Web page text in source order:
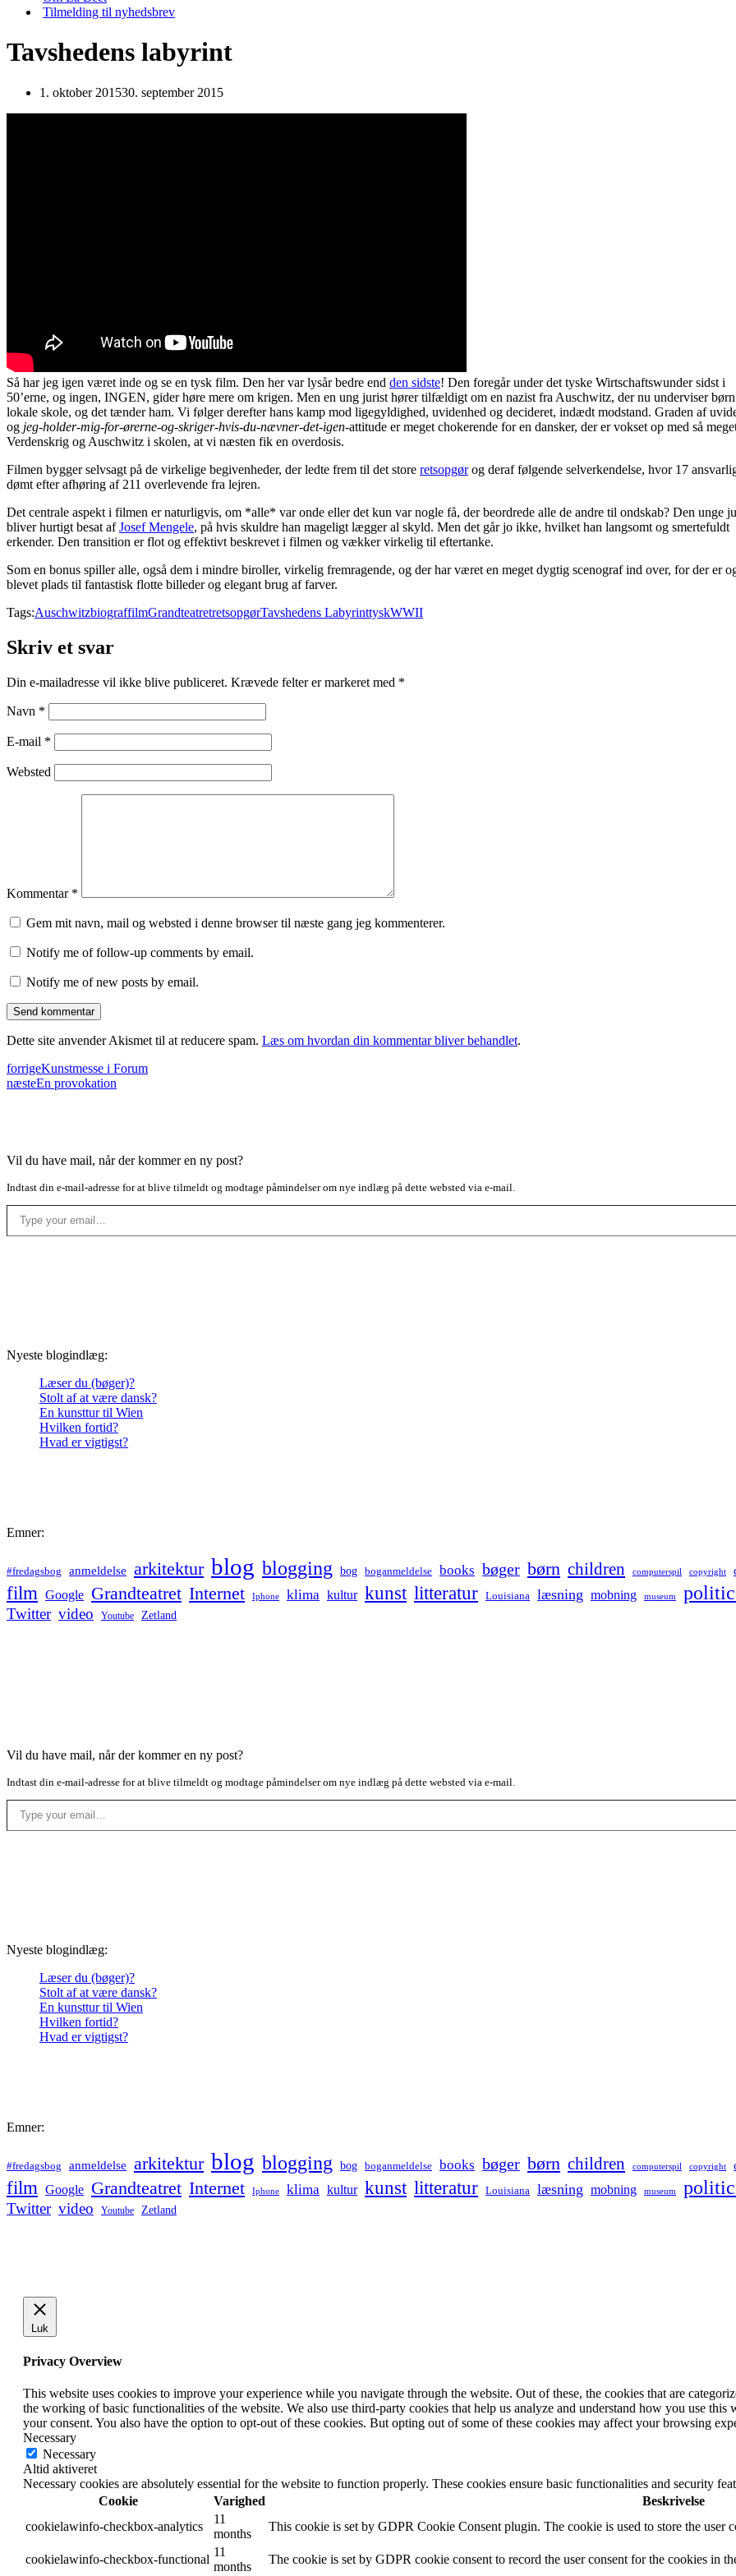
Tilmelding til nyhedsbrev
Tavshedens labyrint
1. oktober 201530. september 2015
Så har jeg igen været inde og se en tysk film. Den her var lysår bedre end den sidste! Den foregår under det tyske Wirtschaftswunder sidst i
50’erne, og ingen, INGEN, gider høre mere om krigen. Men en ung jurist hører tilfældigt om en nazist fra Auschwitz, der nu underviser
lokale skole, og det tænder ham. Vi følger derefter hans kamp mod ligegyldighed, uvidenhed og decideret, indædt modstand. Graden af
og jeg-holder-mig-for-ørerne-og-skriger-hvis-du-nævner-det-igen-attitude er meget chokerende for en dansker, der er vokset op med så
Verdenskrig og Auschwitz i skolen, at vi næsten fik en overdosis.
Filmen bygger selvsagt på de virkelige begivenheder, der ledte frem til det store retsopgørog deraf følgende selverkendelse, hvor 17
dømt efter afhøring af 211 overlevende fra lejren.
Det centrale aspekt i filmen er naturligvis, om *alle* var onde eller det kun var nogle få, der beordrede alle de andre til ondskab? Den unge
bliver hurtigt besat afJosef Mengele, på hvis skuldre han mageligt lægger al skyld. Men det går jo ikke, hvilket han langsomt og smertefuldt
erkender. Den transition er flot og effektivt beskrevet i filmen og vækker virkelig til eftertanke.
Som en bonus spiller alle, også dem i mindre biroller, virkelig fremragende, og der har været en meget dygtig scenograf ind over, for der er
blevet plads til fantastisk flotte billeder og elegant brug af farver.
Tags:AuschwitzbiograffilmGrandteatretretsopgørTavshedens LabyrinttyskWWII
Skriv et svar
Din e-mailadresse vil ikke blive publiceret. Krævede felter er markeret med *
Navn *
E-mail *
Websted
Kommentar *
Gem mit navn, mail og websted i denne browser til næste gang jeg kommenterer.
Notify me of follow-up comments by email.
Notify me of new posts by email.
Dette site anvender Akismet til at reducere spam. Læs om hvordan din kommentar bliver behandlet.
forrigeKunstmesse i Forum
næsteEn provokation
Vil du have mail, når der kommer en ny post?
Indtast din e-mail-adresse for at blive tilmeldt og modtage påmindelser om nye indlæg på dette websted via e-mail.
Type your email…
Nyeste blogindlæg:
Læser du (bøger)?
Stolt af at være dansk?
En kunsttur til Wien
Hvilken fortid?
Hvad er vigtigst?
Emner:
#fredagsbog anmeldelse arkitektur blog blogging bog boganmeldelse books bøger børn children computerspil copyright
film Google Grandteatret Internet Iphone klima kultur kunst litteratur Louisiana læsning mobning museum
Twitter video Youtube Zetland
Vil du have mail, når der kommer en ny post?
Indtast din e-mail-adresse for at blive tilmeldt og modtage påmindelser om nye indlæg på dette websted via e-mail.
Type your email…
Nyeste blogindlæg:
Læser du (bøger)?
Stolt af at være dansk?
En kunsttur til Wien
Hvilken fortid?
Hvad er vigtigst?
Emner:
#fredagsbog anmeldelse arkitektur blog blogging bog boganmeldelse books bøger børn children computerspil copyright
film Google Grandteatret Internet Iphone klima kultur kunst litteratur Louisiana læsning mobning museum
Twitter video Youtube Zetland
Luk
Privacy Overview
This website uses cookies to improve your experience while you navigate through the website. Out of these, the cookies that are
the working of basic functionalities of the website. We also use third-party cookies that help us analyze and understand how you use
your consent. You also have the option to opt-out of these cookies. But opting out of some of these cookies may affect your browsing
Necessary
Necessary
Altid aktiveret
Necessary cookies are absolutely essential for the website to function properly. These cookies ensure basic functionalities and security
Cookie
Varighed
Beskrivelse
cookielawinfo-checkbox-analytics
11
months
This cookie is set by GDPR Cookie Consent plugin. The cookie is used to store the user
cookielawinfo-checkbox-functional
11
months
The cookie is set by GDPR cookie consent to record the user consent for the cookies in